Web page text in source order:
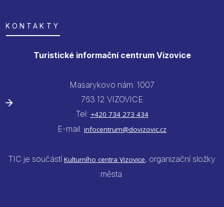
KONTAKTY
Turistické informační centrum Vizovice
Masarykovo nám. 1007
763 12 VIZOVICE
Tel: +420 734 273 434
E-mail: infocentrum@dovizovic.cz
TIC je součástí Kulturního centra Vizovice, organizační složky
města